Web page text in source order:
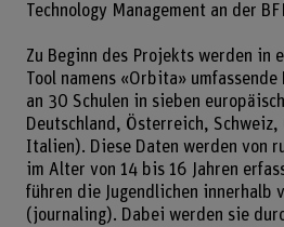
Technology Management an der
Zu Beginn des Projekts werden in
Tool namens «Orbita»
an 30 Schulen in sieben
Deutschland, Österreich,
Italien). Diese Daten werden von
im Alter von 14 bis 16 Jahren
führen die Jugendlichen innerhalb
(journaling). Dabei werden sie